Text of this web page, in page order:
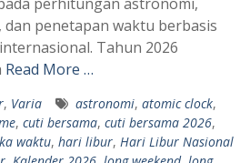
penetapan waktu berbasis
Tahun 2026
Read More …
, Varia astronomi, atomic clock,
, cuti bersama, cuti bersama 2026,
waktu, hari libur, Hari Libur Nasional